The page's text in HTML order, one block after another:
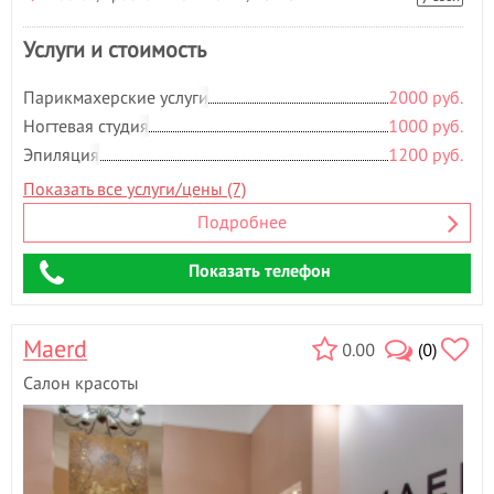
Э
Эпиляция- 146
Услуги и стоимость
Парикмахерские услуги
2000 руб.
Ногтевая студия
1000 руб.
Эпиляция
1200 руб.
Показать все услуги/цены (7)
Подробнее
Показать телефон
0.00 (0)
Maerd
Салон красоты